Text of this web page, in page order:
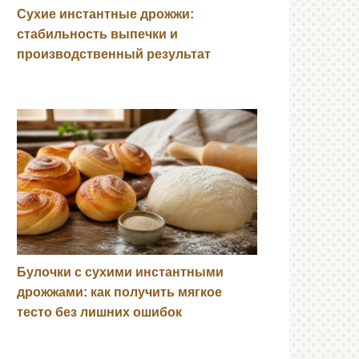
Сухие инстантные дрожжи:
стабильность выпечки и
производственный результат
Булочки с сухими инстантными
дрожжами: как получить мягкое
тесто без лишних ошибок